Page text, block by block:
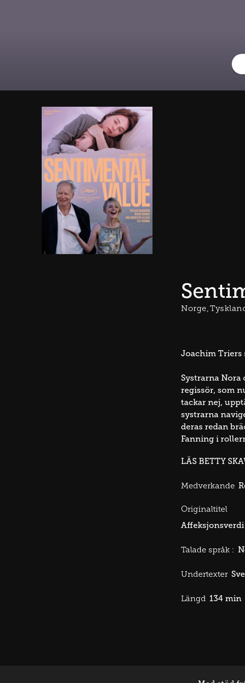
Norge
Joachim Triers
Systrarna Nora
regissör, som
tackar nej,
systrarna
deras redan
Fanning i
LÄS BETTY
Medverkande
Originaltitel
Affeksjonsverdi
Talade språk :
Undertexter
Längd 134 min